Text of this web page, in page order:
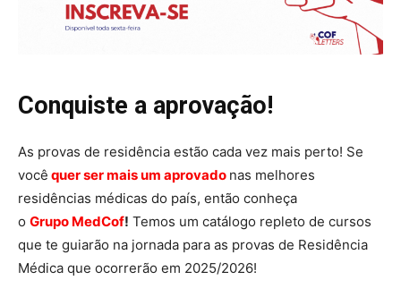
Conquiste a aprovação!
As provas de residência estão cada vez mais perto! Se
você quer ser mais um aprovado nas melhores
residências médicas do país, então conheça
o Grupo MedCof! Temos um catálogo repleto de cursos
que te guiarão na jornada para as provas de Residência
Médica que ocorrerão em 2025/2026!